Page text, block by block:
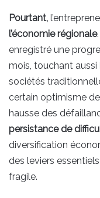
Pourtant,
l’économie régionale
enregistré une
mois, touchant
sociétés
certain optimisme
hausse des
persistance de
diversification
des leviers
fragile.